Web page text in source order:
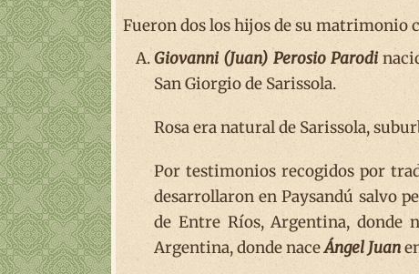
Fueron dos los hijos de su matrimonio
Giovanni (Juan) Perosio Parodi
San Giorgio de Sarissola.
Rosa era natural de Sarissola,
Por testimonios recogidos por
desarrollaron en Paysandú salvo
de Entre Ríos, Argentina, donde
Argentina, donde naceÁngel Juan